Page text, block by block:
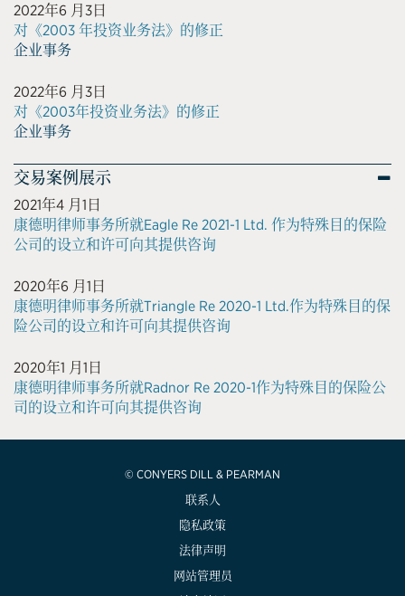
2022年6 月3日
对《2003 年投资业务法》的修正
企业事务
2022年6 月3日
对《2003年投资业务法》的修正
企业事务
交易案例展示
2021年4 月1日
康德明律师事务所就Eagle Re 2021-1 Ltd. 作为特殊目的保险
公司的设立和许可向其提供咨询
2020年6 月1日
康德明律师事务所就Triangle Re 2020-1 Ltd.作为特殊目的保
险公司的设立和许可向其提供咨询
2020年1 月1日
康德明律师事务所就Radnor Re 2020-1作为特殊目的保险公
司的设立和许可向其提供咨询
© CONYERS DILL & PEARMAN
联系人
隐私政策
法律声明
网站管理员